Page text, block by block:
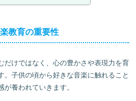
教育の重要性
だけではなく、心の豊かさや表現力を育
。子供の頃から好きな音楽に触れること
養われていきます。